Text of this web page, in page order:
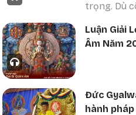
trọng. Dù
hướng
hết thảy
Luận Giải
Âm Năm
Đức
hành